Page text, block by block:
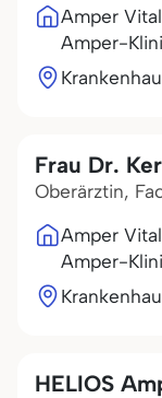
Amper
Amper-
Frau Dr.
Oberärztin,
Amper
Amper-
HELIOS